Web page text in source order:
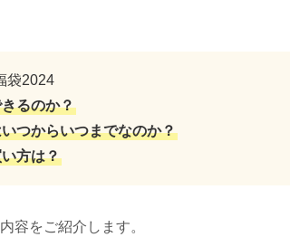
袋2024
るのか？
つからいつまでなのか？
方は？
容をご紹介します。